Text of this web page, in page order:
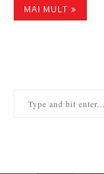
MAI MULT